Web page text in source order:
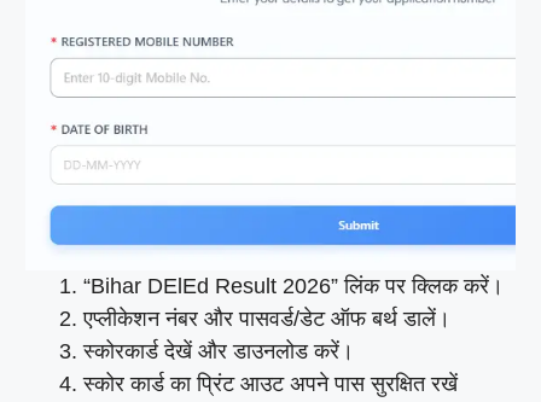
“Bihar DElEd Result 2026” लिंक पर क्लिक करें।
एप्लीकेशन नंबर और पासवर्ड/डेट ऑफ बर्थ डालें।
स्कोरकार्ड देखें और डाउनलोड करें।
स्कोर कार्ड का प्रिंट आउट अपने पास सुरक्षित रखें